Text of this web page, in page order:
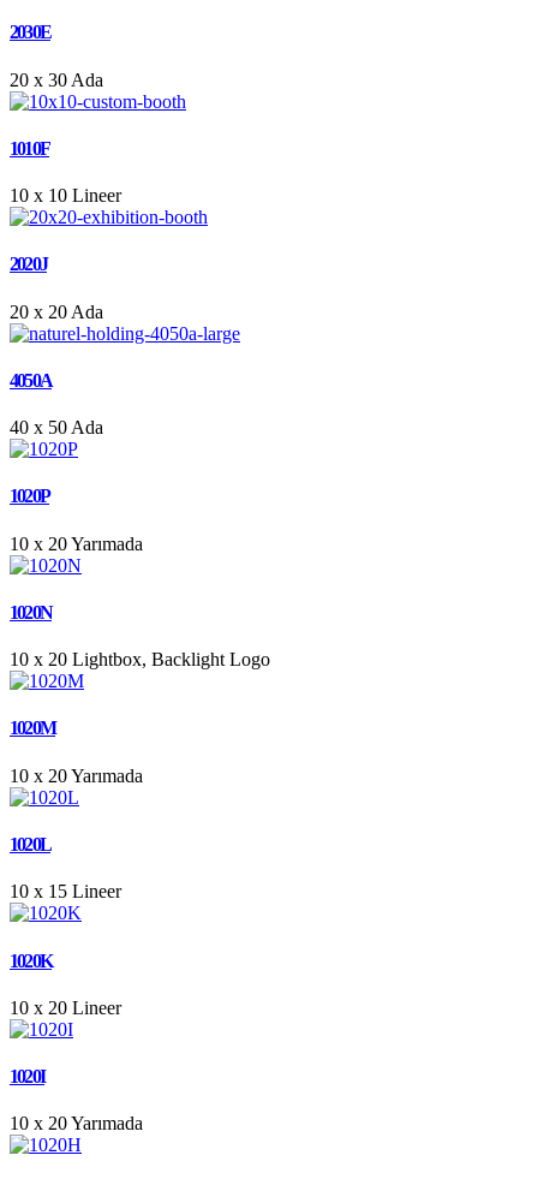
2030E
20 x 30 Ada
1010F
10 x 10 Lineer
2020J
20 x 20 Ada
4050A
40 x 50 Ada
1020P
10 x 20Yarımada
1020N
10 x 20 Lightbox, Backlight Logo
1020M
10 x 20Yarımada
1020L
10 x 15 Lineer
1020K
10 x 20 Lineer
1020I
10 x 20Yarımada